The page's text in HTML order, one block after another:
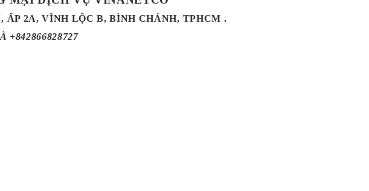
ẤP 2A, VĨNH LỘC B, BÌNH CHÁNH, TPHCM .
+842866828727